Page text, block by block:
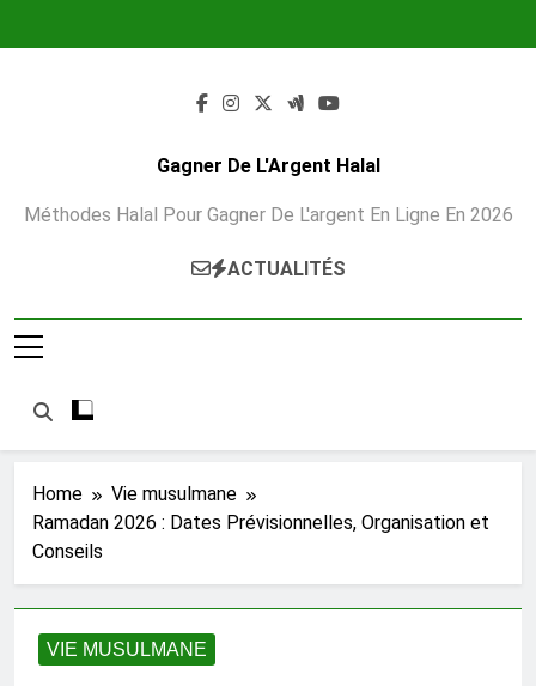
Gagner De L'Argent Halal
Méthodes Halal Pour Gagner De L'argent En Ligne En 2026
ACTUALITÉS
Home
Vie musulmane
Ramadan 2026 : Dates Prévisionnelles, Organisation et
Conseils
VIE MUSULMANE